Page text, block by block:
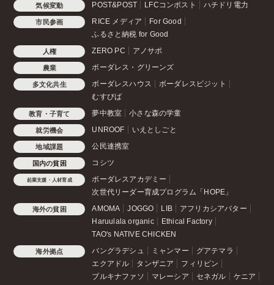
気候変動 POST&POST LFCコンポスト ハチドリ電力
市民参画 RICE メディア
For Good
ふるさと納税 for Good
人権 ZERO PC アノサポ
農業 ボーダレス・グリーンズ
多文化共生 ボーダレスハウス
ボーダレスビジット
むすびば
教育・子育て 夢中教室 小さな森の学童
就労機会 UNROOF いえとしごと
地域課題 公民連携室
国内の貧困 コシツ
起業支援・人材育成
ボーダレスアカデミー
次世代リーダー育成プログラム「HOPE」
海外の貧困 AMOMA JOGGO LIB
アフリカシアバター
Haruulala organic
Ethical Factory
TAO's NATIVE CHICKEN
海外拠点 バングラデシュ ミャンマー
グアテマラ
エクアドル
タンザニア
フィリピン
ブルキナファソ
マレーシア セネガル ケニア